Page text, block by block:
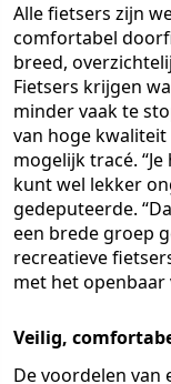
Alle fietsers zijn
comfortabel
breed,
Fietsers krijgen
minder vaak te
van hoge
mogelijk tracé.
kunt wel lekker
gedeputeerde.
een brede groep
recreatieve
met het openbaar
Veilig,
De voordelen van